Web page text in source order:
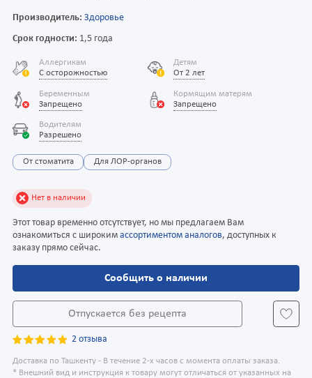
Производитель: Здоровье
Срок годности: 1,5 года
Аллергикам
С осторожностью
Детям
От 2 лет
Беременным
Запрещено
Кормящим матерям
Запрещено
Водителям
Разрешено
От стоматита Для ЛОР-органов
Нет в наличии
Этот товар временно отсутствует, но мы предлагаем Вам
ознакомиться с широким ассортиментом аналогов, доступных к
заказу прямо сейчас.
Сообщить о наличии
Отпускается без рецепта
2 отзыва
Доставка по Ташкенту - В течение 2-х часов с момента оплаты заказа.
* Внешний вид и инструкция к товару могут отличаться от указанных на